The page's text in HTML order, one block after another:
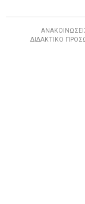
ΔΙΔΑΚΤΙΚΟ